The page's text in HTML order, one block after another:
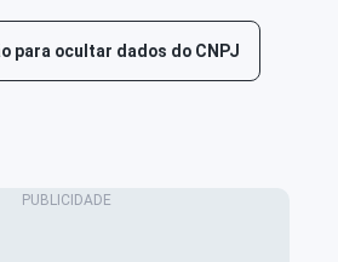
para ocultar dados do CNPJ